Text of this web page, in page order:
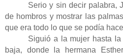
Serio y sin decir palabra,
de hombros y mostrar las
que era todo lo que se podía
Siguió a la mujer hasta
baja, donde la hermana